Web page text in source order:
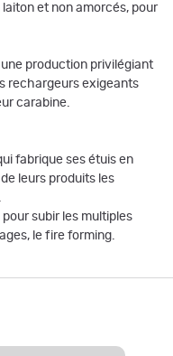
et non amorcés, pour
production privilégiant
rechargeurs exigeants
carabine.
fabrique ses étuis en
leurs produits les
subir les multiples
le fire forming.